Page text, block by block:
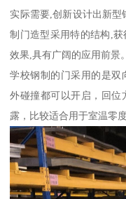
实际需要,创新设计出新
制门造型采用特的结构,
效果,具有广阔的应用前景。
学校钢制的门采用的是双
外碰撞都可以开启，回位
露，比较适合用于室温零